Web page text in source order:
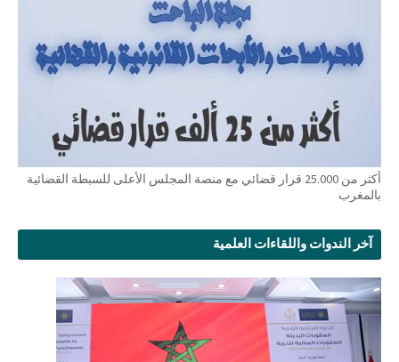
أكثر من 25.000 قرار قضائي مع منصة المجلس الأعلى للسبطة القضائية
بالمغرب
آخر الندوات واللقاءات العلمية